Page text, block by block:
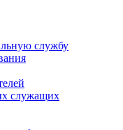
службу
служащих